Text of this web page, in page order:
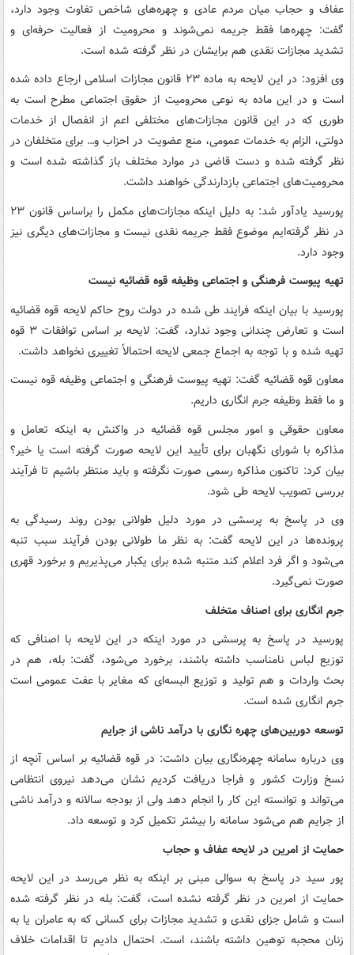
عفاف و حجاب میان مردم عادی و چهره‌های شاخص تفاوت وجود دارد،
گفت: چهره‌ها فقط جریمه نمی‌شوند و محرومیت از فعالیت حرفه‌ای و
تشدید مجازات نقدی هم برایشان در نظر گرفته شده است.
وی افزود: در این لایحه به ماده ۲۳ قانون مجازات اسلامی ارجاع داده شده
است و در این ماده به نوعی محرومیت از حقوق اجتماعی مطرح است به
طوری که در این قانون مجازات‌های مختلفی اعم از انفصال از خدمات
دولتی، الزام به خدمات عمومی، منع عضویت در احزاب و… برای متخلفان در
نظر گرفته شده و دست قاضی در موارد مختلف باز گذاشته شده است و
محرومیت‌های اجتماعی بازدارندگی خواهند داشت.
پورسید یادآور شد: به دلیل اینکه مجازات‌های مکمل را براساس قانون ۲۳
در نظر گرفته‌ایم موضوع فقط جریمه نقدی نیست و مجازات‌های دیگری نیز
وجود دارد.
تهیه پیوست فرهنگی و اجتماعی وظیفه قوه قضائیه نیست
پورسید با بیان اینکه فرایند طی شده در دولت روح حاکم لایحه قوه قضائیه
است و تعارض چندانی وجود ندارد، گفت: لایحه بر اساس توافقات ۳ قوه
تهیه شده و با توجه به اجماع جمعی لایحه احتمالاً تغییری نخواهد داشت.
معاون قوه قضائیه گفت: تهیه پیوست فرهنگی و اجتماعی وظیفه قوه نیست
و ما فقط وظیفه جرم انگاری داریم.
معاون حقوقی و امور مجلس قوه قضائیه در واکنش به اینکه تعامل و
مذاکره با شورای نگهبان برای تأیید این لایحه صورت گرفته است یا خیر؟
بیان کرد: تاکنون مذاکره رسمی صورت نگرفته و باید منتظر باشیم تا فرآیند
بررسی تصویب لایحه طی شود.
وی در پاسخ به پرسشی در مورد دلیل طولانی بودن روند رسیدگی به
پرونده‌ها در این لایحه گفت: به نظر ما طولانی بودن فرآیند سبب تنبه
می‌شود و اگر فرد اعلام کند متنبه شده برای یکبار می‌پذیریم و برخورد قهری
صورت نمی‌گیرد.
جرم انگاری برای اصناف متخلف
پورسید در پاسخ به پرسشی در مورد اینکه در این لایحه با اصنافی که
توزیع لباس نامناسب داشته باشند، برخورد می‌شود، گفت: بله، هم در
بحث واردات و هم تولید و توزیع البسه‌ای که مغایر با عفت عمومی است
جرم انگاری شده است.
توسعه دوربین‌های چهره نگاری با درآمد ناشی از جرایم
وی درباره سامانه چهره‌نگاری بیان داشت: در قوه قضائیه بر اساس آنچه از
نسخ وزارت کشور و فراجا دریافت کردیم نشان می‌دهد نیروی انتظامی
می‌تواند و توانسته این کار را انجام دهد ولی از بودجه سالانه و درآمد ناشی
از جرایم هم می‌شود سامانه را بیشتر تکمیل کرد و توسعه داد.
حمایت از امرین در لایحه عفاف و حجاب
پور سید در پاسخ به سوالی مبنی بر اینکه به نظر می‌رسد در این لایحه
حمایت از امرین در نظر گرفته نشده است، گفت: بله در نظر گرفته شده
است و شامل جزای نقدی و تشدید مجازات برای کسانی که به عامران یا به
زنان محجبه توهین داشته باشند، است. احتمال دادیم تا اقدامات خلاف